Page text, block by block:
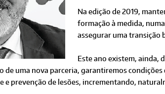
Na edição de 2019,
formação à medida,
assegurar uma transição
Este ano existem, ainda,
uma nova parceria, garantiremos
e prevenção de lesões, incrementando,